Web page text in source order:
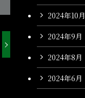
2024年10月
2024年9月
2024年8月
2024年6月